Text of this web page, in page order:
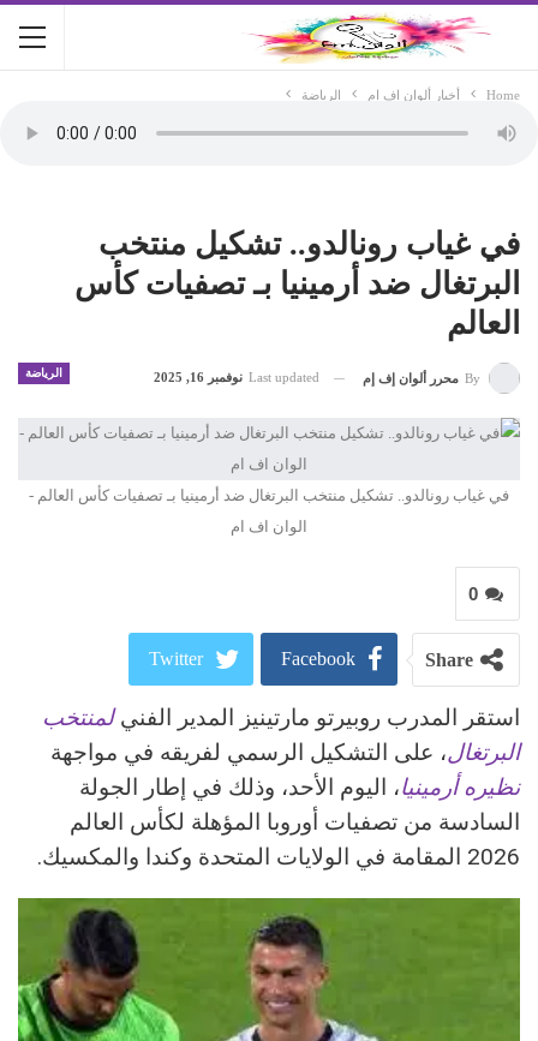
Home أخبار ألوان اف ام الرياضة
في غياب رونالدو.. تشكيل منتخب
البرتغال ضد أرمينيا بـ تصفيات كأس
العالم
الرياضة By محرر ألوان إف إم Last updated نوفمبر 16, 2025
في غياب رونالدو.. تشكيل منتخب البرتغال ضد أرمينيا بـ تصفيات كأس العالم -
الوان اف ام
0
Share
Facebook
Twitter
Google+
ReddIt
WhatsApp
Pinterest
البريد الالكتروني
استقر المدرب روبيرتو مارتينيز المدير الفنيلمنتخب
البرتغال، على التشكيل الرسمي لفريقه في مواجهة
نظيره أرمينيا، اليوم الأحد، وذلك في إطار الجولة
السادسة من تصفيات أوروبا المؤهلة لكأس العالم
2026 المقامة في الولايات المتحدة وكندا والمكسيك.